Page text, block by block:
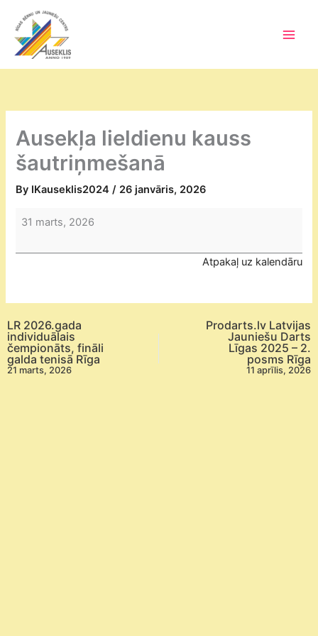
content
Ausekļa lieldienu kauss
šautriņmešanā
By IKauseklis2024/ 26 janvāris, 2026
Ausekļa
kauss
31 marts, 2026
Atpakaļ uz kalendāru
LR 2026.gada
individuālais
čempionāts, fināli
galda tenisā Rīga
21 marts, 2026
Prodarts.lv Latvijas
Jauniešu Darts
Līgas 2025 – 2.
posms Rīga
11 aprīlis, 2026